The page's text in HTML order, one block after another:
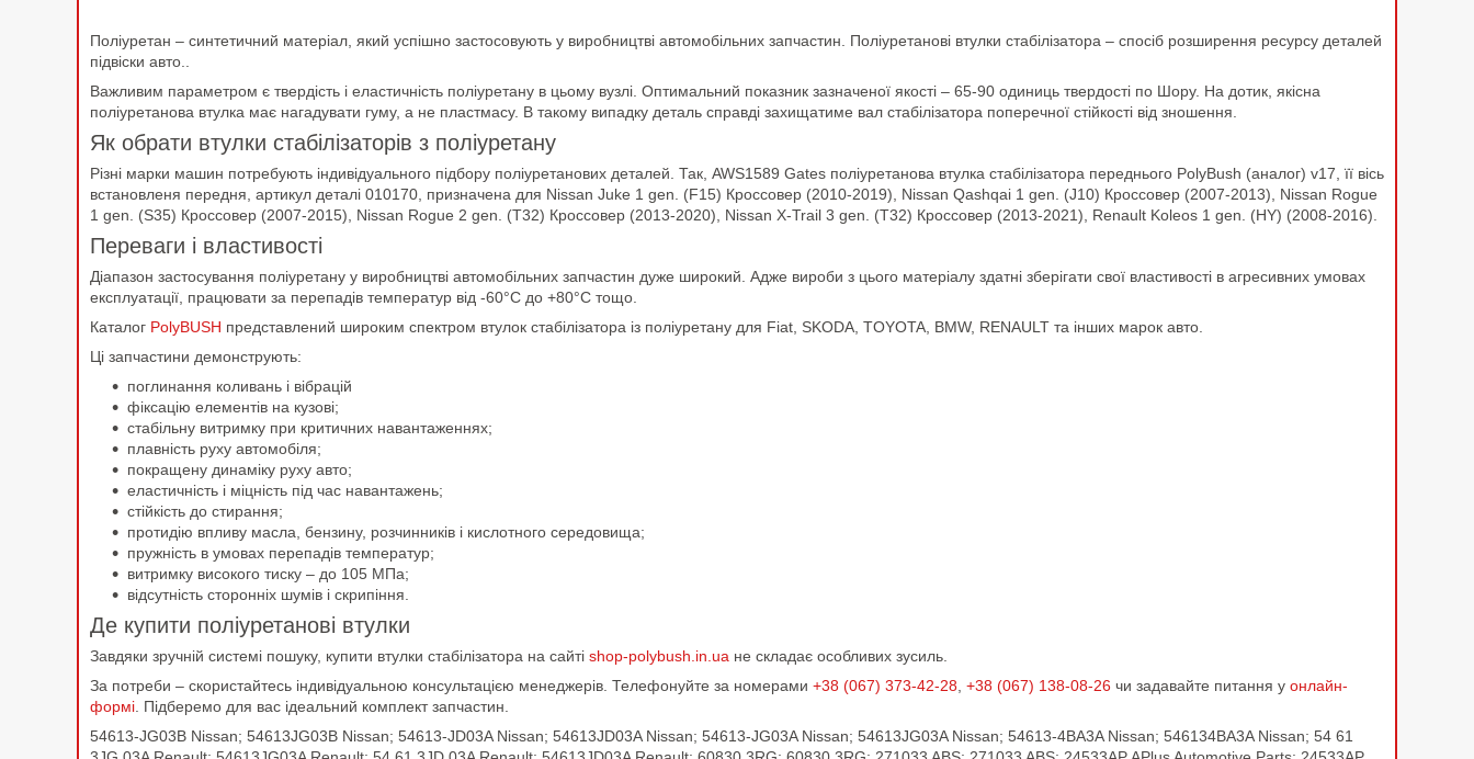
Поліуретан – синтетичний матеріал, який успішно застосовують у виробництві автомобільних запчастин. Поліуретанові втулки стабілізатора – спосіб розширення ресурсу деталей
підвіски авто..
Важливим параметром є твердість і еластичність поліуретану в цьому вузлі. Оптимальний показник зазначеної якості – 65-90 одиниць твердості по Шору. На дотик, якісна
поліуретанова втулка має нагадувати гуму, а не пластмасу. В такому випадку деталь справді захищатиме вал стабілізатора поперечної стійкості від зношення.
Як обрати втулки стабілізаторів з поліуретану
Різні марки машин потребують індивідуального підбору поліуретанових деталей. Так, AWS1589 Gates поліуретанова втулка стабілізатора переднього PolyBush (аналог) v17, її вісь
встановленя передня, артикул деталі 010170, призначена для Nissan Juke 1 gen. (F15) Кроссовер (2010-2019), Nissan Qashqai 1 gen. (J10) Кроссовер (2007-2013), Nissan Rogue
1 gen. (S35) Кроссовер (2007-2015), Nissan Rogue 2 gen. (T32) Кроссовер (2013-2020), Nissan X-Trail 3 gen. (T32) Кроссовер (2013-2021), Renault Koleos 1 gen. (HY) (2008-2016).
Переваги і властивості
Діапазон застосування поліуретану у виробництві автомобільних запчастин дуже широкий. Адже вироби з цього матеріалу здатні зберігати свої властивості в агресивних умовах
експлуатації, працювати за перепадів температур від -60°С до +80°С тощо.
Каталог PolyBUSH представлений широким спектром втулок стабілізатора із поліуретану для Fiat, SKODA, TOYOTA, BMW, RENAULT та інших марок авто.
Ці запчастини демонструють:
поглинання коливань і вібрацій
фіксацію елементів на кузові;
стабільну витримку при критичних навантаженнях;
плавність руху автомобіля;
покращену динаміку руху авто;
еластичність і міцність під час навантажень;
стійкість до стирання;
протидію впливу масла, бензину, розчинників і кислотного середовища;
пружність в умовах перепадів температур;
витримку високого тиску – до 105 МПа;
відсутність сторонніх шумів і скрипіння.
Де купити поліуретанові втулки
Завдяки зручній системі пошуку, купити втулки стабілізатора на сайті shop-polybush.in.ua не складає особливих зусиль.
За потреби – скористайтесь індивідуальною консультацією менеджерів. Телефонуйте за номерами +38 (067) 373-42-28, +38 (067) 138-08-26 чи задавайте питання у онлайн-
формі. Підберемо для вас ідеальний комплект запчастин.
54613-JG03B Nissan; 54613JG03B Nissan; 54613-JD03A Nissan; 54613JD03A Nissan; 54613-JG03A Nissan; 54613JG03A Nissan; 54613-4BA3A Nissan; 546134BA3A Nissan; 54 61